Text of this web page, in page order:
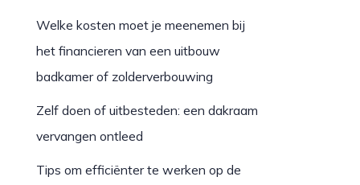
Welke kosten moet je meenemen bij
het financieren van een uitbouw
badkamer of zolderverbouwing
Zelf doen of uitbesteden: een dakraam
vervangen ontleed
Tips om efficiënter te werken op de